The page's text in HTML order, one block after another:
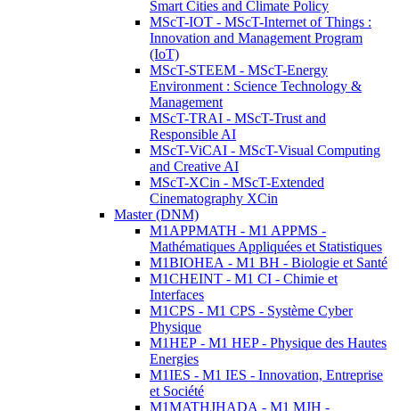
Smart Cities and Climate Policy
MScT-IOT - MScT-Internet of Things :
Innovation and Management Program
(IoT)
MScT-STEEM - MScT-Energy
Environment : Science Technology &
Management
MScT-TRAI - MScT-Trust and
Responsible AI
MScT-ViCAI - MScT-Visual Computing
and Creative AI
MScT-XCin - MScT-Extended
Cinematography XCin
Master (DNM)
M1APPMATH - M1 APPMS -
Mathématiques Appliquées et Statistiques
M1BIOHEA - M1 BH - Biologie et Santé
M1CHEINT - M1 CI - Chimie et
Interfaces
M1CPS - M1 CPS - Système Cyber
Physique
M1HEP - M1 HEP - Physique des Hautes
Energies
M1IES - M1 IES - Innovation, Entreprise
et Société
M1MATHJHADA - M1 MJH -